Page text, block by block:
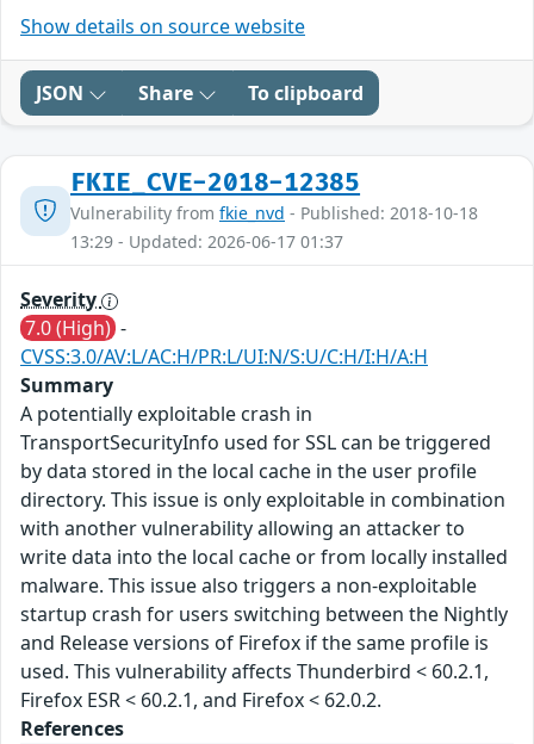
Show details on source website
JSON Share To clipboard
FKIE_CVE-2018-12385
Vulnerability from fkie_nvd - Published: 2018-10-18
13:29 - Updated: 2026-06-17 01:37
Severity
7.0 (High) -
CVSS:3.0/AV:L/AC:H/PR:L/UI:N/S:U/C:H/I:H/A:H
Summary
A potentially exploitable crash in
TransportSecurityInfo used for SSL can be triggered
by data stored in the local cache in the user profile
directory. This issue is only exploitable in combination
with another vulnerability allowing an attacker to
write data into the local cache or from locally installed
malware. This issue also triggers a non-exploitable
startup crash for users switching between the Nightly
and Release versions of Firefox if the same profile is
used. This vulnerability affects Thunderbird < 60.2.1,
Firefox ESR < 60.2.1, and Firefox < 62.0.2.
References